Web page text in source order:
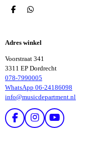
D
N
D
N
Adres winkel
Voorstraat 341
3311 EP Dordrecht
078-7990005
WhatsApp 06-24186098
info@musicdepartment.nl
F
I
Y